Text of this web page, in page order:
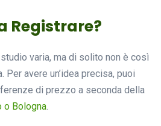
Registrare?
varia, ma di solito non è così
avere un’idea precisa, puoi
di prezzo a seconda della
o Bologna.